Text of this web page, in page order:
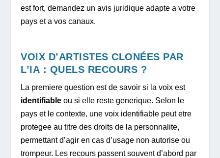
est fort, demandez un avis juridique adapte a votre
pays et a vos canaux.
VOIX D’ARTISTES CLONÉES PAR
L’IA : QUELS RECOURS ?
La premiere question est de savoir si la voix est
identifiable ou si elle reste generique. Selon le
pays et le contexte, une voix identifiable peut etre
protegee au titre des droits de la personnalite,
permettant d’agir en cas d’usage non autorise ou
trompeur. Les recours passent souvent d’abord par